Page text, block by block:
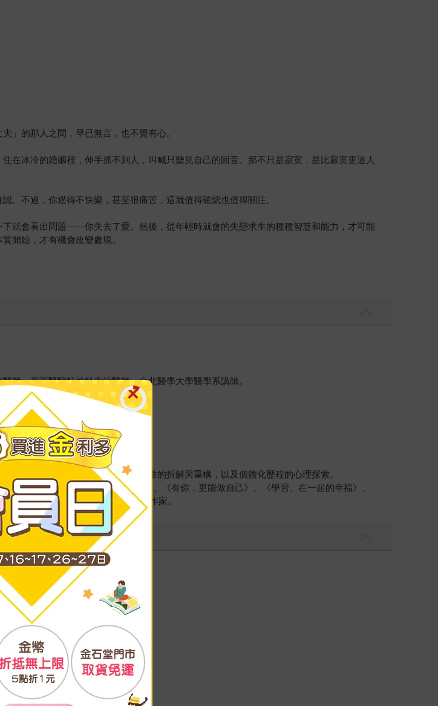
」的那人之間，早已無言，也不覺有心。
在冰冷的婚姻裡，伸手抓不到人，叫喊只聽見自己的回音。那不只是寂寞，是比寂寞更逼人
。不過，你過得不快樂，甚至很痛苦，這就值得確認也值得關注。
就會看出問題——你失去了愛。然後，從年輕時就會的失戀求生的種種智慧和能力，才可能
開始，才有機會改變處境。
師、萬芳醫院精神科主治醫師、台北醫學大學醫學系講師。
進修
持人。研究及教學主題包括人際思維的拆解與重構，以及個體化歷程的心理探索。
、《不夠好也可以：女人的趣味》、《有你，更能做自己》、《學習。在一起的幸福》、
銷書，並獲選2016金石堂年度風雲作家。